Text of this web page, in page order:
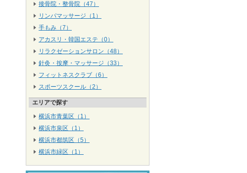
接骨院・整骨院（47）
リンパマッサージ（1）
手もみ（7）
アカスリ・韓国エステ（0）
リラクゼーションサロン（48）
針灸・按摩・マッサージ（33）
フィットネスクラブ（6）
スポーツスクール（2）
エリアで探す
横浜市青葉区（1）
横浜市泉区（1）
横浜市都筑区（5）
横浜市緑区（1）